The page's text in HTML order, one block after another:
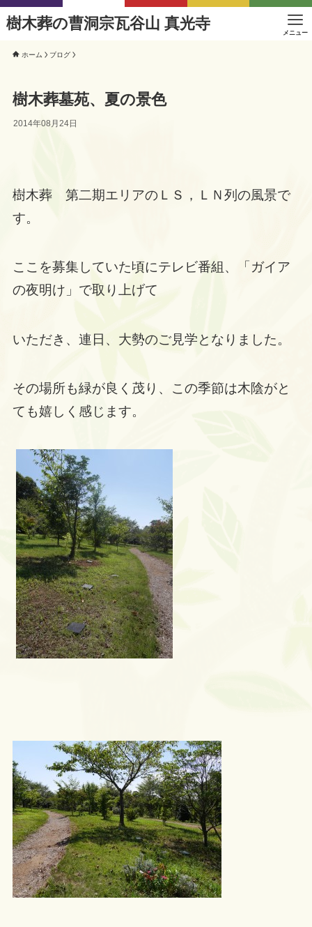
樹木葬の曹洞宗瓦谷山 真光寺
メニュー
ホーム ブログ
樹木葬墓苑、夏の景色
2014年08月24日
樹木葬 第二期エリアのＬＳ，ＬＮ列の風景で
す。
ここを募集していた頃にテレビ番組、「ガイア
の夜明け」で取り上げて
いただき、連日、大勢のご見学となりました。
その場所も緑が良く茂り、この季節は木陰がと
ても嬉しく感じます。